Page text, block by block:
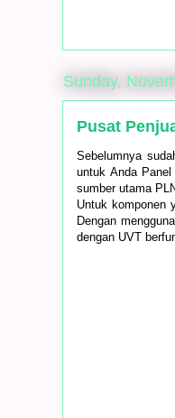
Sunday,
Pusat
Sebelumnya
untuk Anda
sumber utama
Untuk komponen
Dengan
dengan UVT